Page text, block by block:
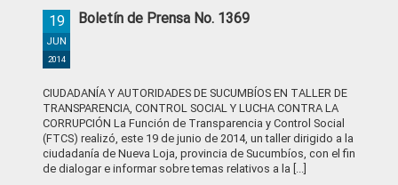
Boletín de Prensa No. 1369
19
JUN
2014
CIUDADANÍA Y AUTORIDADES DE SUCUMBÍOS EN TALLER DE
TRANSPARENCIA, CONTROL SOCIAL Y LUCHA CONTRA LA
CORRUPCIÓN La Función de Transparencia y Control Social
(FTCS) realizó, este 19 de junio de 2014, un taller dirigido a la
ciudadanía de Nueva Loja, provincia de Sucumbíos, con el fin
de dialogar e informar sobre temas relativos a la [...]